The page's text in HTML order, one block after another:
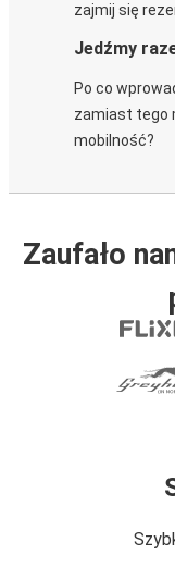
zajmij się
Jedźmy
Po co
zamiast tego
mobilność?
Zaufało